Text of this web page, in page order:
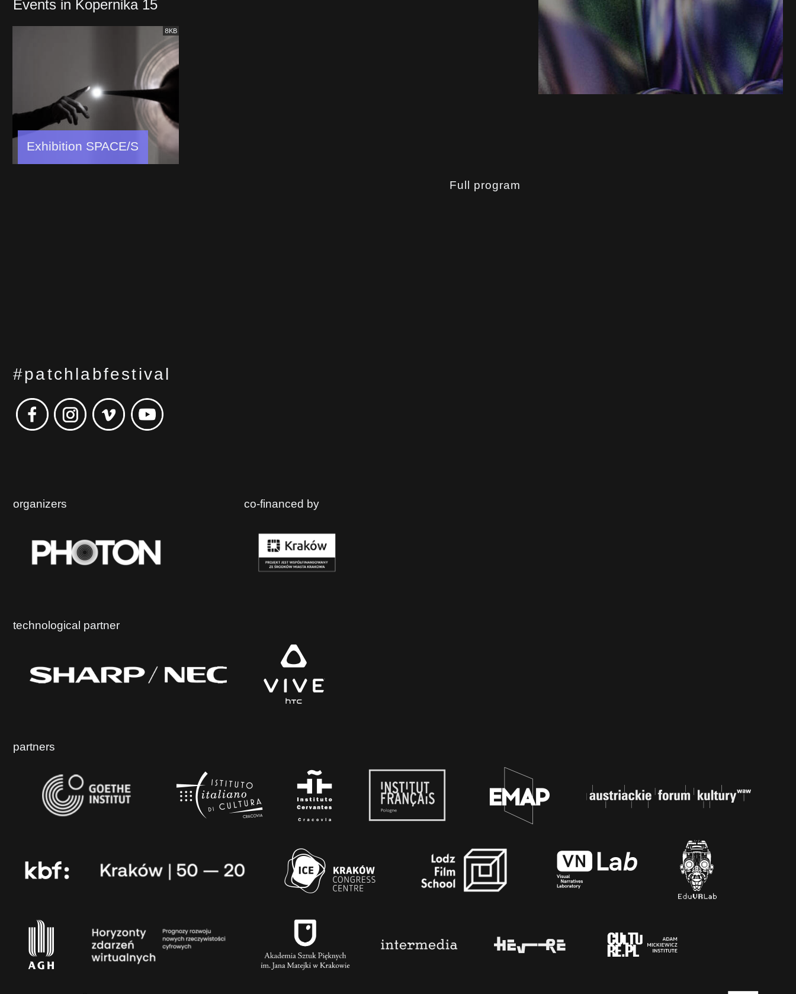
Events in Kopernika 15
8KB
Exhibition SPACE/S
Full program
#patchlabfestival
organizers co-financed by
technological partner
partners